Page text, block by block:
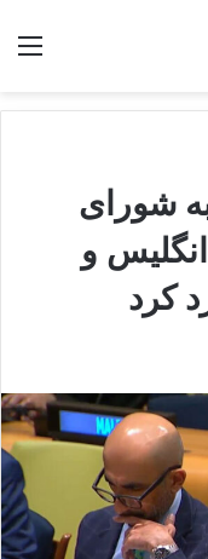
شورای
انگلیس و
کرد